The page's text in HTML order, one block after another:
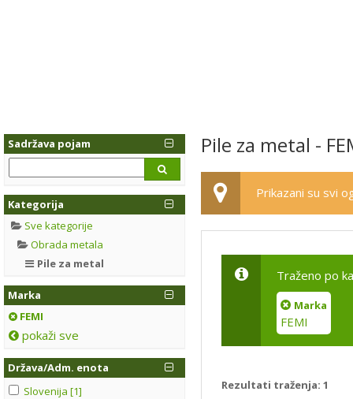
Sadržava pojam
Kategorija
Sve kategorije
Obrada metala
Pile za metal
Marka
FEMI
pokaži sve
Država/Adm. enota
Slovenija [1]
Pile za metal -
Prikazani su svi
Traženo po
Marka
FEMI
Rezultati traženja: 1